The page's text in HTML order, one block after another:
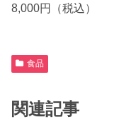
8,000円（税込）
食品
関連記事